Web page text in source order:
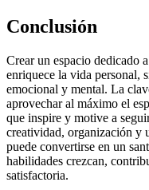
Conclusión
Crear un espacio dedicado
enriquece la vida personal,
emocional y mental. La
aprovechar al máximo el
que inspire y motive a
creatividad, organización y
puede convertirse en un
habilidades crezcan,
satisfactoria.